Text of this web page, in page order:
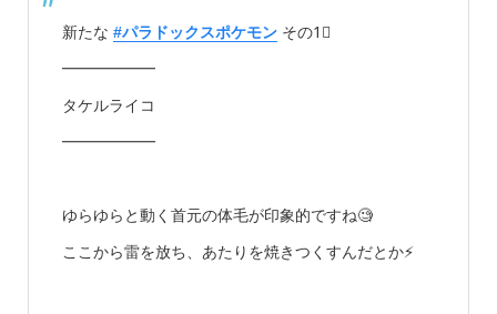
新たな #パラドックスポケモンその1⃣
━━━━━━
タケルライコ
━━━━━━
ゆらゆらと動く首元の体毛が印象的ですね🧐
ここから雷を放ち、あたりを焼きつくすんだとか⚡️